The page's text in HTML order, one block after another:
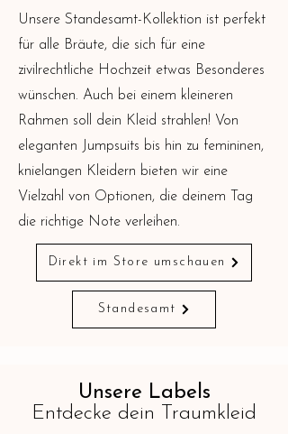
Unsere Standesamt-Kollektion ist perfekt
für alle Bräute, die sich für eine
zivilrechtliche Hochzeit etwas Besonderes
wünschen. Auch bei einem kleineren
Rahmen soll dein Kleid strahlen! Von
eleganten Jumpsuits bis hin zu femininen,
knielangen Kleidern bieten wir eine
Vielzahl von Optionen, die deinem Tag
die richtige Note verleihen.
Direkt im Store umschauen
Standesamt
Unsere Labels
Entdecke dein Traumkleid